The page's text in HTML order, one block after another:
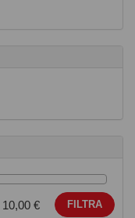
10,00 € FILTRA